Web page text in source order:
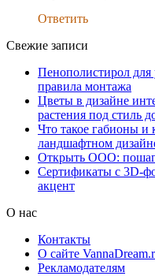
Ответить
Свежие записи
Пенополистирол для
правила монтажа
Цветы в дизайне
растения под стиль
Что такое габионы и
ландшафтном
Открыть ООО:
Сертификаты с 3D-
акцент
О нас
Контакты
О сайте
Рекламодателям